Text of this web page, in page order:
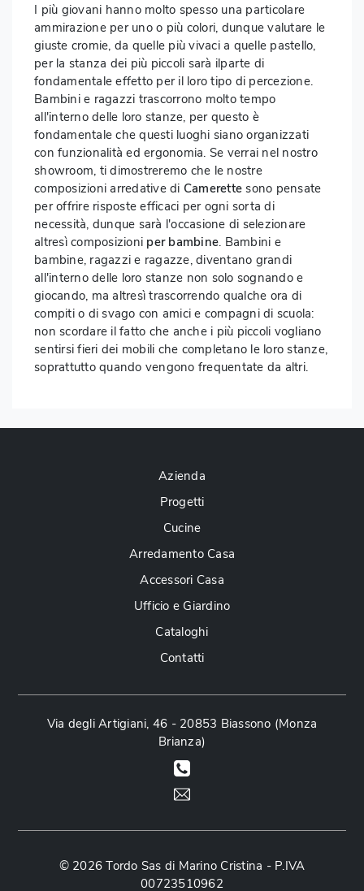
I più giovani hanno molto spesso una particolare
ammirazione per uno o più colori, dunque valutare le
giuste cromie, da quelle più vivaci a quelle pastello,
per la stanza dei più piccoli sarà ilparte di
fondamentale effetto per il loro tipo di percezione.
Bambini e ragazzi trascorrono molto tempo
all'interno delle loro stanze, per questo è
fondamentale che questi luoghi siano organizzati
con funzionalità ed ergonomia. Se verrai nel nostro
showroom, ti dimostreremo che le nostre
composizioni arredative di Camerette sono pensate
per offrire risposte efficaci per ogni sorta di
necessità, dunque sarà l'occasione di selezionare
altresì composizioni per bambine. Bambini e
bambine, ragazzi e ragazze, diventano grandi
all'interno delle loro stanze non solo sognando e
giocando, ma altresì trascorrendo qualche ora di
compiti o di svago con amici e compagni di scuola:
non scordare il fatto che anche i più piccoli vogliano
sentirsi fieri dei mobili che completano le loro stanze,
soprattutto quando vengono frequentate da altri.
Azienda
Progetti
Cucine
Arredamento Casa
Accessori Casa
Ufficio e Giardino
Cataloghi
Contatti
Via degli Artigiani, 46 - 20853 Biassono (Monza
Brianza)
© 2026 Tordo Sas di Marino Cristina - P.IVA
00723510962